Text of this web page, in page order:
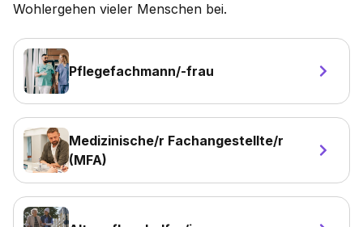
Wohlergehen vieler Menschen bei.
Pflegefachmann/-frau
Medizinische/r Fachangestellte/r
(MFA)